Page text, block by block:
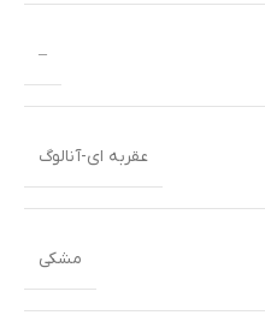
–
عقربه ای-آنالوگ
مشکی